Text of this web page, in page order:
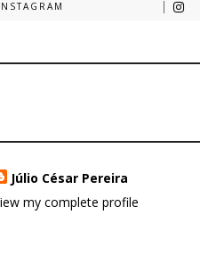
Júlio César Pereira
my complete profile